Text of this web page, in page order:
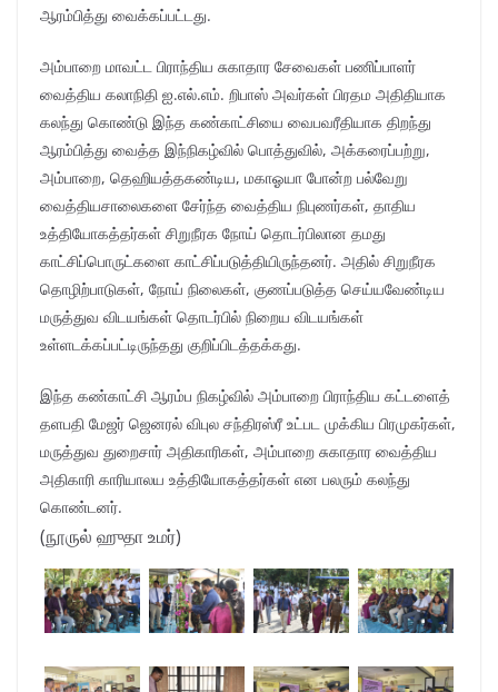
ஆரம்பித்து வைக்கப்பட்டது.
அம்பாறை மாவட்ட பிராந்திய சுகாதார சேவைகள் பணிப்பாளர்
வைத்திய கலாநிதி ஐ.எல்.எம். றிபாஸ் அவர்கள் பிரதம அதிதியாக
கலந்து கொண்டு இந்த கண்காட்சியை வைபவரீதியாக திறந்து
ஆரம்பித்து வைத்த இந்நிகழ்வில் பொத்துவில், அக்கரைப்பற்று,
அம்பாறை, தெஹியத்தகண்டிய, மகாஓயா போன்ற பல்வேறு
வைத்தியசாலைகளை சேர்ந்த வைத்திய நிபுணர்கள், தாதிய
உத்தியோகத்தர்கள் சிறுநீரக நோய் தொடர்பிலான தமது
காட்சிப்பொருட்களை காட்சிப்படுத்தியிருந்தனர். அதில் சிறுநீரக
தொழிற்பாடுகள், நோய் நிலைகள், குணப்படுத்த செய்யவேண்டிய
மருத்துவ விடயங்கள் தொடர்பில் நிறைய விடயங்கள்
உள்ளடக்கப்பட்டிருந்தது குறிப்பிடத்தக்கது.
இந்த கண்காட்சி ஆரம்ப நிகழ்வில் அம்பாறை பிராந்திய கட்டளைத்
தளபதி மேஜர் ஜெனரல் விபுல சந்திரஸ்ரீ உட்பட முக்கிய பிரமுகர்கள்,
மருத்துவ துறைசார் அதிகாரிகள், அம்பாறை சுகாதார வைத்திய
அதிகாரி காரியாலய உத்தியோகத்தர்கள் என பலரும் கலந்து
கொண்டனர்.
(நூருல் ஹுதா உமர்)